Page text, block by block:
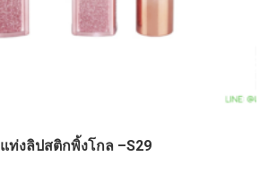
แท่งลิปสติกพิ้งโกล –S29